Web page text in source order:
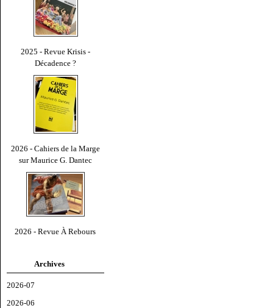
2025 - Revue Krisis -
Décadence ?
2026 - Cahiers de la Marge
sur Maurice G. Dantec
2026 - Revue À Rebours
Archives
2026-07
2026-06